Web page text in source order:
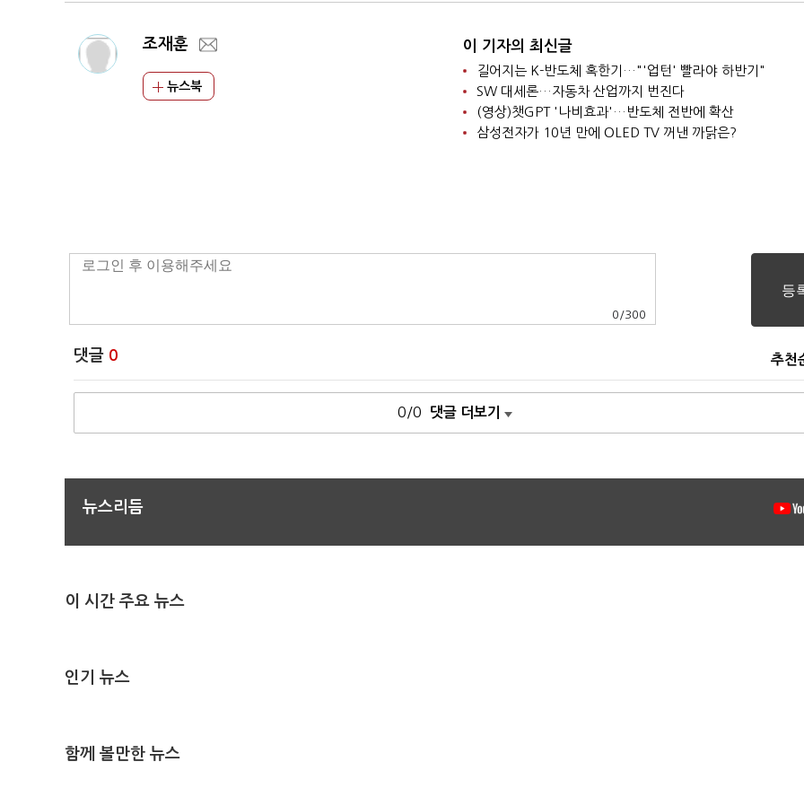
조재훈
뉴스북
이 기자의 최신글
길어지는 K-반도체 혹한기…"'업턴' 빨라야 하반기"
SW 대세론…자동차 산업까지 번진다
(영상)챗GPT '나비효과'…반도체 전반에 확산
삼성전자가 10년 만에 OLED TV 꺼낸 까닭은?
0 /300
댓글 0 추천
0/0 댓글 더보기
뉴스리듬
이 시간 주요 뉴스
인기 뉴스
함께 볼만한 뉴스